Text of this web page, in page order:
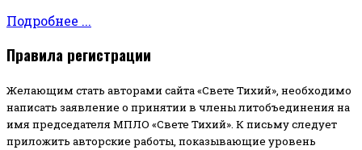
Подробнее ...
Правила регистрации
Желающим стать авторами сайта «Свете Тихий», необходимо
написать заявление о принятии в члены литобъединения на
имя председателя МПЛО «Свете Тихий». К письму следует
приложить авторские работы, показывающие уровень